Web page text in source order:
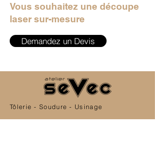
Vous souhaitez une découpe
laser sur-mesure
Demandez un Devis
Tôlerie - Soudure - Usinage